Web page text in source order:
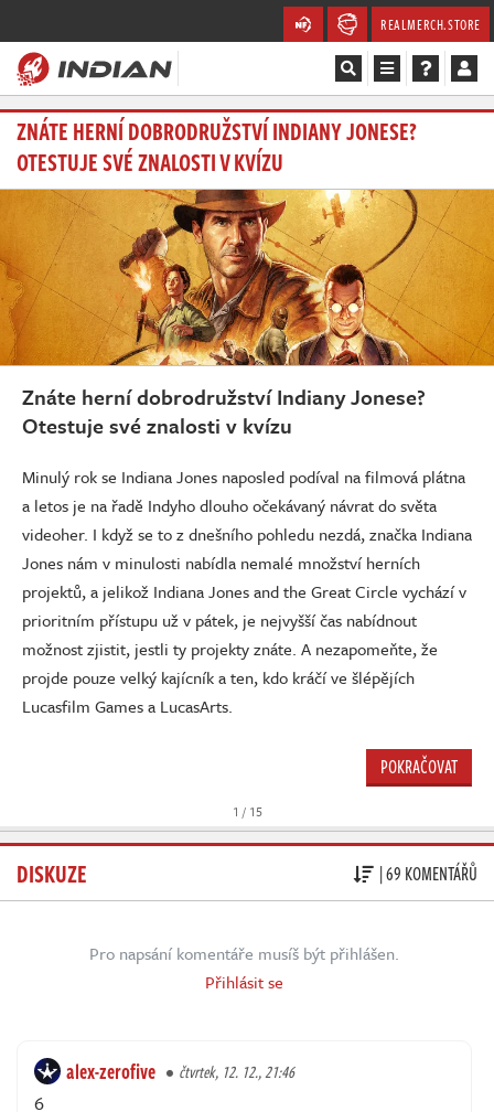
REALMERCH.STORE
Magazín
Recenze
Soutěže
Databáze
Komunita
Živě
ZNÁTE HERNÍ DOBRODRUŽSTVÍ INDIANY JONESE?
OTESTUJE SVÉ ZNALOSTI V KVÍZU
Znáte herní dobrodružství Indiany Jonese?
Otestuje své znalosti v kvízu
Minulý rok se Indiana Jones naposled podíval na filmová plátna
a letos je na řadě Indyho dlouho očekávaný návrat do světa
videoher. I když se to z dnešního pohledu nezdá, značka Indiana
Jones nám v minulosti nabídla nemalé množství herních
projektů, a jelikož Indiana Jones and the Great Circle vychází v
prioritním přístupu už v pátek, je nejvyšší čas nabídnout
možnost zjistit, jestli ty projekty znáte. A nezapomeňte, že
projde pouze velký kajícník a ten, kdo kráčí ve šlépějích
Lucasfilm Games a LucasArts.
POKRAČOVAT
1 / 15
DISKUZE | 69 KOMENTÁŘŮ
Pro napsání komentáře musíš být přihlášen.
Přihlásit se
alex-zerofive čtvrtek, 12. 12., 21:46
6